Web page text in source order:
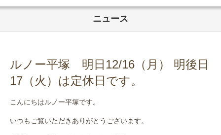
中古車
サービス
ニュース
ルノー平塚 明日12/16（月） 明後日
17（火）は定休日です。
こんにちはルノー平塚です。
いつもご覧いただきありがとうございます。